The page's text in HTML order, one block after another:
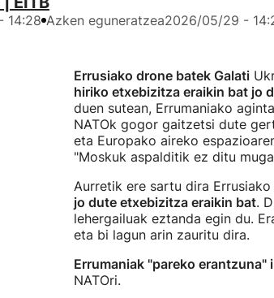
14:28 Azken eguneratzea2026/05/29 -
Errusiako drone batek Galati
hiriko etxebizitza eraikin bat jo
duen sutean, Errumaniako
NATOk gogor gaitzetsi dute
eta Europako aireko
"Moskuk aspalditik ez ditu
Aurretik ere sartu dira
jo dute etxebizitza eraikin bat.
lehergailuak eztanda egin du.
eta bi lagun arin zauritu dira.
Errumaniak "pareko erantzuna"
NATOri.